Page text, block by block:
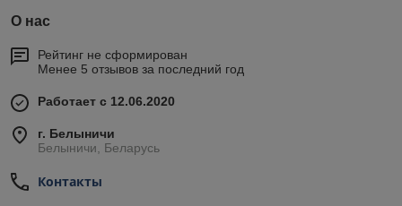
О нас
Рейтинг не сформирован
Менее 5 отзывов за последний год
Работает с 12.06.2020
г. Белыничи
Белыничи, Беларусь
Контакты